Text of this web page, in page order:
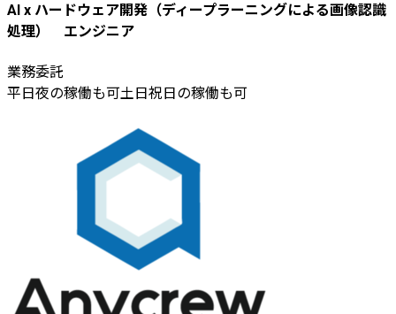
AI x ハードウェア開発（ディープラーニングによる画像認識
処理） エンジニア
業務委託
平日夜の稼働も可土日祝日の稼働も可